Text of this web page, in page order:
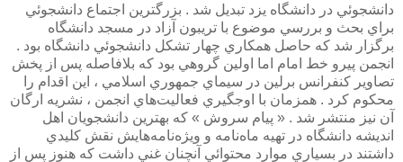
دانشجوئي در دانشگاه يزد تبديل شد . بزرگترين اجتماع دانشجوئي
براي بحث و بررسي موضوع با تريبون آزاد در مسجد دانشگاه
برگزار شد كه حاصل همكاري چهار تشكل دانشجوئي دانشگاه بود .
انجمن پيرو خط امام اما اولين گروهي بود كه بلافاصله پس از پخش
تصاوير كنفرانس برلين در سيماي جمهوري اسلامي ، اين اقدام را
محكوم كرد . همزمان با اوجگيري فعاليت‌هاي انجمن ، نشريه ارگان
آن نيز منتشر شد . « پيام سروش » كه بهترين دانشجويان اهل
انديشه دانشگاه در تهيه ماه‌نامه و ويژه‌نامه‌هايش نقش كليدي
داشتند در بسياري موارد محتوائي آنچنان غني داشت كه هنوز پس از